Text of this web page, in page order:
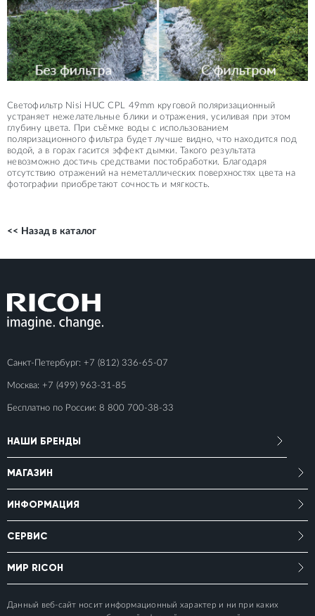
Светофильтр Nisi HUC CPL 49mm круговой поляризационный
устраняет нежелательные блики и отражения, усиливая при этом
глубину цвета. При съёмке воды с использованием
поляризационного фильтра будет лучше видно, что находится под
водой, а в горах гасится эффект дымки. Такого результата
невозможно достичь средствами постобработки. Благодаря
отсутствию отражений на неметаллических поверхностях цвета на
фотографии приобретают сочность и мягкость.
<< Назад в каталог
Санкт-Петербург: +7 (812) 336-65-07
Москва: +7 (499) 963-31-85
Бесплатно по России: 8 800 700-38-33
НАШИ БРЕНДЫ
МАГАЗИН
ИНФОРМАЦИЯ
СЕРВИС
МИР RICOH
Данный веб-сайт носит информационный характер и ни при каких